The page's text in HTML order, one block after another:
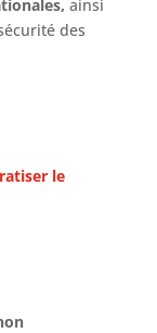
ainsi
des
le